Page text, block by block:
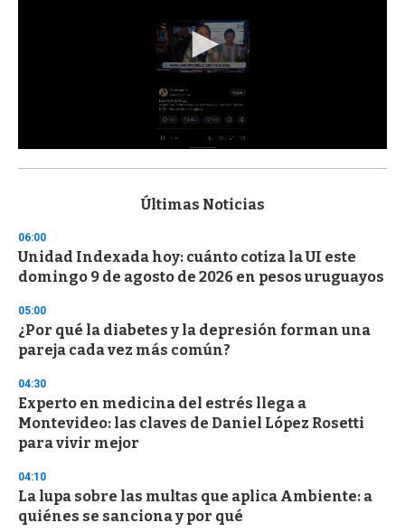
s
d
s
o
f
3
s
e
c
n
d
s
Últimas Noticias
06:00
Unidad Indexada hoy: cuánto cotiza la UI este
domingo 9 de agosto de 2026 en pesos uruguayos
05:00
¿Por qué la diabetes y la depresión forman una
pareja cada vez más común?
04:30
Experto en medicina del estrés llega a
Montevideo: las claves de Daniel López Rosetti
para vivir mejor
04:10
La lupa sobre las multas que aplica Ambiente: a
quiénes se sanciona y por qué